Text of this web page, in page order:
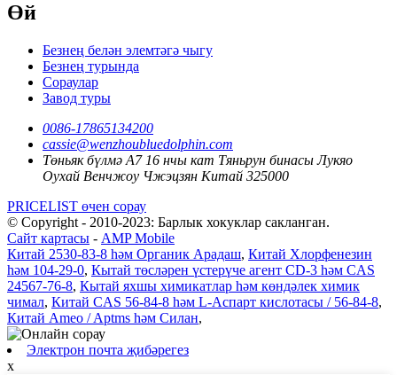
Өй
Безнең белән элемтәгә чыгу
Безнең турында
Сораулар
Завод туры
0086-17865134200
cassie@wenzhoubluedolphin.com
Төньяк бүлмә A7 16 нчы кат Тяньрун бинасы Лукяо
Оухай Венчжоу Чжэцзян Китай 325000
PRICELIST өчен сорау
© Copyright - 2010-2023: Барлык хокуклар сакланган.
Сайт картасы - AMP Mobile
Китай 2530-83-8 һәм Органик Арадаш, Китай Хлорфенезин
һәм 104-29-0, Кытай төсләрен үстерүче агент CD-3 һәм CAS
24567-76-8, Кытай яхшы химикатлар һәм көндәлек химик
чимал, Китай CAS 56-84-8 һәм L-Аспарт кислотасы / 56-84-8,
Китай Ameo / Aptms һәм Силан,
Электрон почта җибәрегез
x